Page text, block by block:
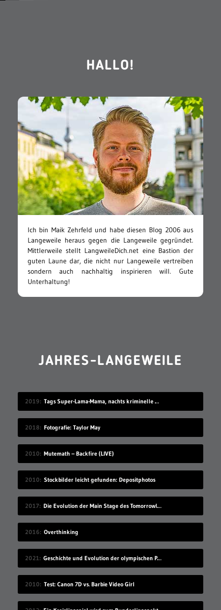
HALLO!
Ich bin Maik Zehrfeld und habe diesen Blog 2006 aus
Langeweile heraus gegen die Langeweile gegründet.
Mittlerweile stellt LangweileDich.net eine Bastion der
guten Laune dar, die nicht nur Langeweile vertreiben
sondern auch nachhaltig inspirieren will. Gute
Unterhaltung!
JAHRES-LANGEWEILE
2019 Tags Super-Lama-Mama, nachts kriminelle Machenschaften
2018 Fotografie: Taylor May
2010 Mutemath – Backfire (LIVE)
2010 Stockbilder leicht gefunden: Depositphotos
2017 Die Evolution der Main Stage des Tomorrowland Festivals
2016 Overthinking
2021 Geschichte und Evolution der olympischen Piktogramme
2010 Test: Canon 7D vs. Barbie Video Girl